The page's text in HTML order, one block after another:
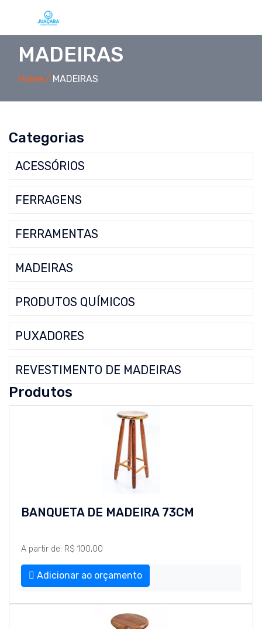
MADEIRAS
Home / MADEIRAS
Categorias
ACESSÓRIOS
FERRAGENS
FERRAMENTAS
MADEIRAS
PRODUTOS QUÍMICOS
PUXADORES
REVESTIMENTO DE MADEIRAS
Produtos
BANQUETA DE MADEIRA 73CM
A partir de: R$ 100,00
Adicionar ao orçamento